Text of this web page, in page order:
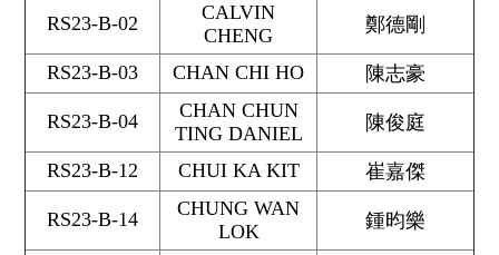
RS23-B-02
CALVIN
CHENG
鄭德剛
RS23-B-03 CHAN CHI HO 陳志豪
RS23-B-04
CHAN CHUN
TING DANIEL
陳俊庭
RS23-B-12 CHUI KA KIT 崔嘉傑
RS23-B-14
CHUNG WAN
LOK
鍾昀樂